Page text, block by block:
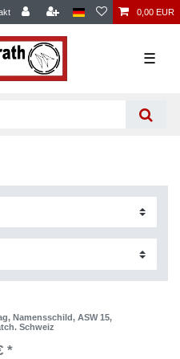
0,00 EUR
☰
Namensschild, ASW 15,
Schweiz
*